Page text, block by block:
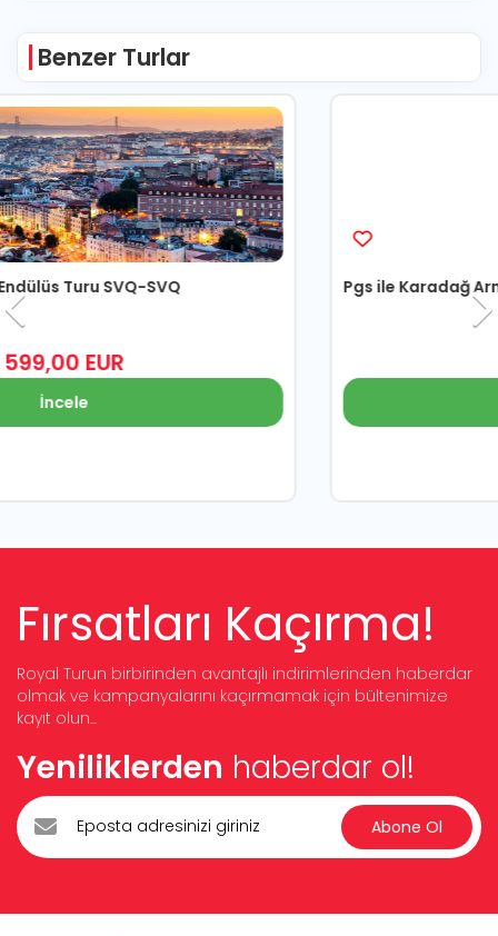
Benzer Turlar
Pgs ile Karadağ Arnavutluk Turu Vizesiz - TIA-TIA
Fırsatları Kaçırma!
Royal Turun birbirinden avantajlı indirimlerinden haberdar
olmak ve kampanyalarını kaçırmamak için bültenimize
kayıt olun...
Yeniliklerden haberdar ol!
Abone Ol